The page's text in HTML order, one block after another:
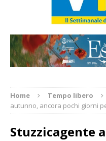
Home Tempo libero
autunno, ancora pochi giorni
Stuzzicagente